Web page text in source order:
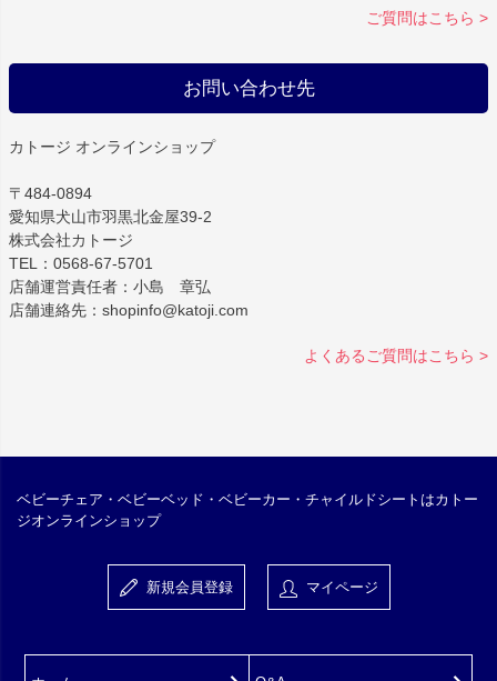
ご質問はこちら >
お問い合わせ先
カトージ オンラインショップ
〒484-0894
愛知県犬山市羽黒北金屋39-2
株式会社カトージ
TEL：0568-67-5701
店舗運営責任者：小島 章弘
店舗連絡先：shopinfo@katoji.com
よくあるご質問はこちら >
ベビーチェア・ベビーベッド・ベビーカー・チャイルドシートはカトー
ジオンラインショップ
新規会員登録 マイページ